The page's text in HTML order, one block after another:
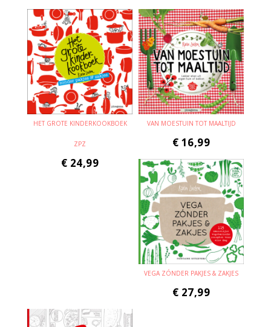
HET GROTE KINDERKOOKBOEK
ZPZ
€ 24,99
VAN MOESTUIN TOT MAALTIJD
€ 16,99
VEGA ZÓNDER PAKJES & ZAKJES
€ 27,99